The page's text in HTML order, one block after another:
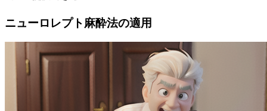
ニューロレプト麻酔法の適用